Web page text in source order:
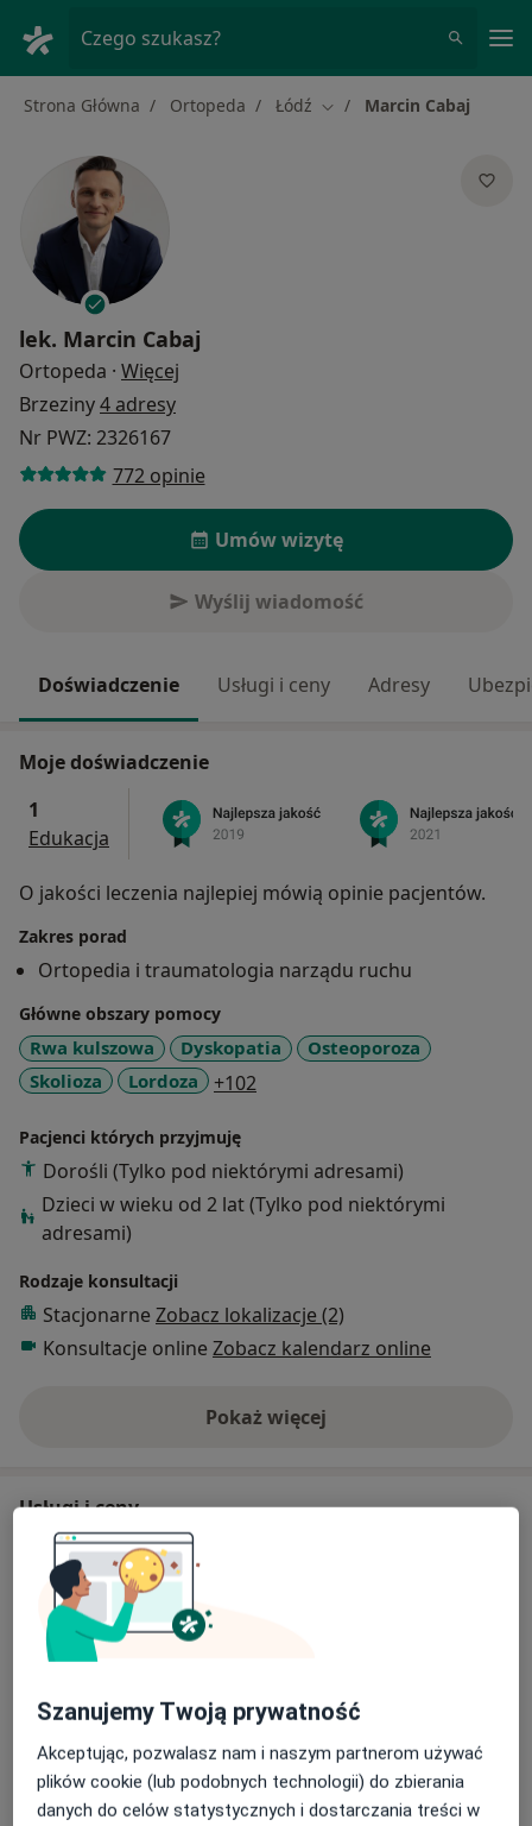
Czego szukasz?
Strona Główna Ortopeda Łódź Zmień miasto
Marcin Cabaj
lek. Marcin Cabaj
Ortopeda · Więcej
Brzeziny4 adresy
Nr PWZ: 2326167
772 opinie
Umów wizytę
Wyślij wiadomość
Doświadczenie Usługi i ceny Adresy
Moje doświadczenie
1
Edukacja
O jakości leczenia najlepiej mówią opinie pacjentów.
Zakres porad
Ortopedia i traumatologia narządu ruchu
Główne obszary pomocy
Rwa kulszowa Dyskopatia
Osteoporoza
Skolioza
Lordoza +102
Pacjenci których przyjmuję
Dorośli (Tylko pod niektórymi adresami)
Dzieci w wieku od 2 lat (Tylko pod niektórymi
adresami)
Rodzaje konsultacji
Stacjonarne Zobacz lokalizacje (2)
Konsultacje online Zobacz kalendarz online
Pokaż więcejo doświadczeniu
Usługi i ceny
Konsultacja ortopedyczna
350 zł Szczegóły
Konsultacja online
Artroskopia nadgarstka
Szczegóły Umów wizytę
Szanujemy Twoją prywatność
Akceptując, pozwalasz nam i naszym partnerom używać
plików cookie (lub podobnych technologii) do zbierania
danych do celów statystycznych i dostarczania treści w